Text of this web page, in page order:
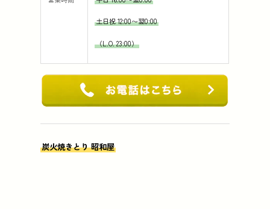
土日祝 12:00〜翌0:00
（L.O. 23:00）
炭火焼きとり 昭和屋